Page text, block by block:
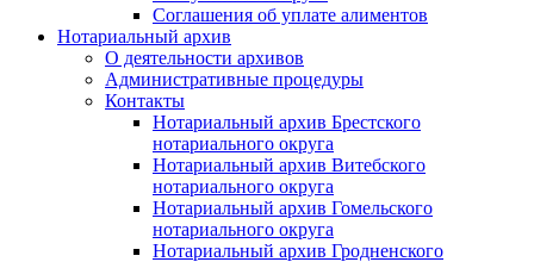
Соглашения об уплате алиментов
Нотариальный архив
О деятельности архивов
Административные процедуры
Контакты
Нотариальный архив Брестского
нотариального округа
Нотариальный архив Витебского
нотариального округа
Нотариальный архив Гомельского
нотариального округа
Нотариальный архив Гродненского